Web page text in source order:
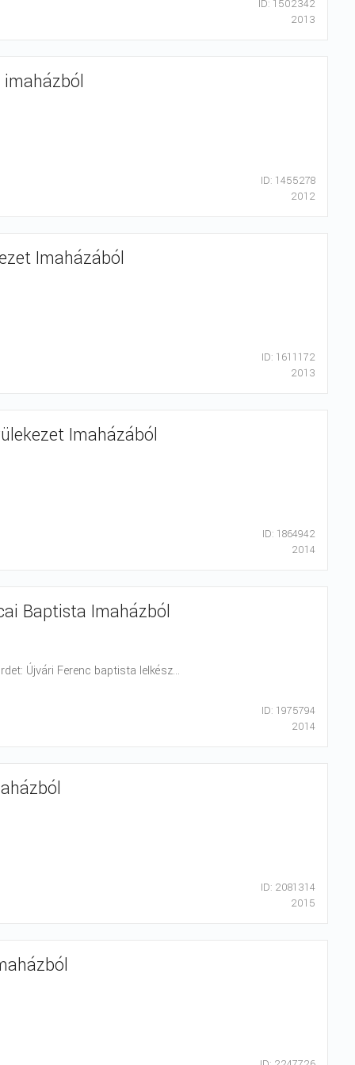
ID: 1502342
2013
ID: 1455278
2012
Imaházából
ID: 1611172
2013
Imaházából
ID: 1864942
2014
Baptista Imaházból
Újvári Ferenc baptista lelkész...
ID: 1975794
2014
ID: 2081314
2015